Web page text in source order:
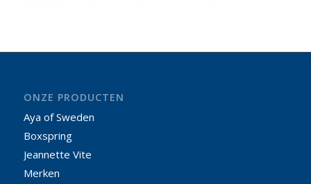
ONZE PRODUCTEN
Aya of Sweden
Boxspring
Jeannette Vite
Merken